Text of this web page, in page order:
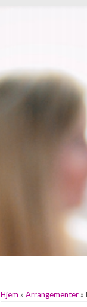
Hjem » Arrangementer »